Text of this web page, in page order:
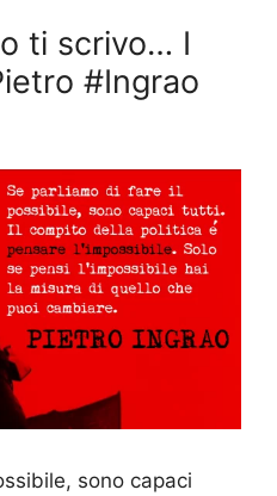
ti scrivo… I
#Ingrao
sono capaci